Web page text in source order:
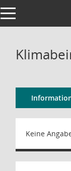
Toggle navigation
Keine